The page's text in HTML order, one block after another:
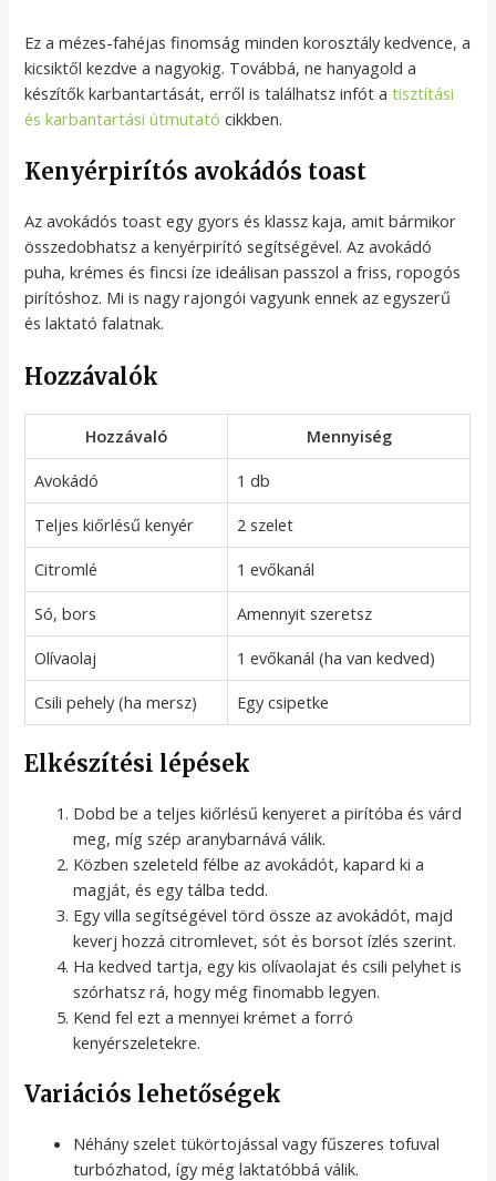
Ez a mézes-fahéjas finomság minden korosztály kedvence, a
kicsiktől kezdve a nagyokig. Továbbá, ne hanyagold a
készítők karbantartását, erről is találhatsz infót atisztítási
és karbantartási útmutató cikkben.
Kenyérpirítós avokádós toast
Az avokádós toast egy gyors és klassz kaja, amit bármikor
összedobhatsz a kenyérpirító segítségével. Az avokádó
puha, krémes és fincsi íze ideálisan passzol a friss, ropogós
pirítóshoz. Mi is nagy rajongói vagyunk ennek az egyszerű
és laktató falatnak.
Hozzávalók
Hozzávaló
Mennyiség
Avokádó
1 db
Teljes kiőrlésű kenyér
2 szelet
Citromlé
1 evőkanál
Só, bors
Amennyit szeretsz
Olívaolaj
1 evőkanál (ha van kedved)
Csili pehely (ha mersz)
Egy csipetke
Elkészítési lépések
Dobd be a teljes kiőrlésű kenyeret a pirítóba és várd
meg, míg szép aranybarnává válik.
Közben szeleteld félbe az avokádót, kapard ki a
magját, és egy tálba tedd.
Egy villa segítségével törd össze az avokádót, majd
keverj hozzá citromlevet, sót és borsot ízlés szerint.
Ha kedved tartja, egy kis olívaolajat és csili pelyhet is
szórhatsz rá, hogy még finomabb legyen.
Kend fel ezt a mennyei krémet a forró
kenyérszeletekre.
Variációs lehetőségek
Néhány szelet tükörtojással vagy fűszeres tofuval
turbózhatod, így még laktatóbbá válik.